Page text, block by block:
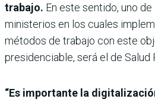
trabajo. En este sentido, uno
ministerios en los cuales
métodos de trabajo con este
presidenciable, será el de Salud
“Es importante la